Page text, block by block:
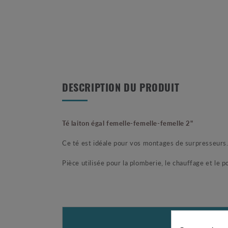
DESCRIPTION DU PRODUIT
Té laiton égal femelle-femelle-femelle 2"
Ce té est idéale pour vos montages de surpresseurs.
Pièce utilisée pour la plomberie, le chauffage et le